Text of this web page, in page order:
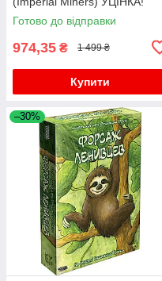
Готово до відправки
974,35 ₴ 1 499 ₴
Купити
–30%